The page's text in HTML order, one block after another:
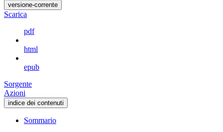
versione-corrente
Scarica
pdf
html
epub
Sorgente
Azioni
indice dei contenuti
Sommario